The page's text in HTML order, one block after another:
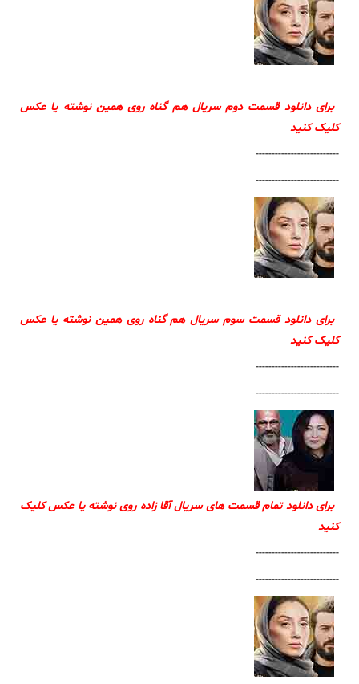
برای دانلود قسمت دوم سریال هم گناه روی همین نوشته یا عکس
کلیک کنید
--------------------------
--------------------------
برای دانلود قسمت سوم سریال هم گناه روی همین نوشته یا عکس
کلیک کنید
--------------------------
--------------------------
برای دانلود تمام قسمت های سریال آقا زاده روی نوشته یا عکس کلیک
کنید
--------------------------
--------------------------